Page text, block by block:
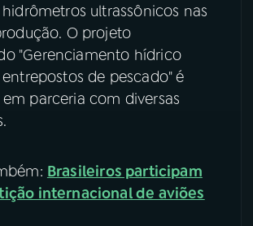
DE MÚSICA
NACIONAL
Facebook
X
ultrassônicos nas
O projeto
"Gerenciamento hídrico
de pescado" é
parceria com diversas
Brasileiros participam
internacional de aviões